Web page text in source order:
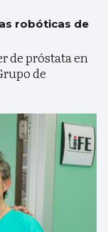
robóticas de
de próstata en
de